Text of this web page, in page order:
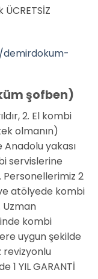
ÜCRETSİZ
şofben)
2. El kombi
olmanın)
yakası
servislerine
Personellerimiz 2
atölyede kombi
kombi
uygun şekilde
revizyonlu
1 YIL GARANTİ